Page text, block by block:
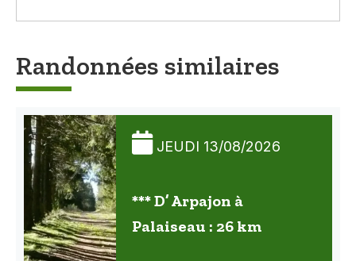
Randonnées similaires
JEUDI 13/08/2026
*** D’ Arpajon à
Palaiseau : 26 km